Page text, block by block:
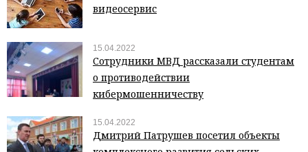
видеосервис
15.04.2022
Сотрудники МВД рассказали студентам
о противодействии
кибермошенничеству
15.04.2022
Дмитрий Патрушев посетил объекты